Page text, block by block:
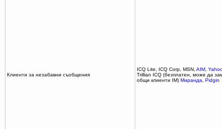
Клиенти за незабавни съобщения
ICQ Lite, ICQ Corp, MSN, AIM
Trillian ICQ (безплатен, може да
общи клиенти IM) Миранда Pidgin